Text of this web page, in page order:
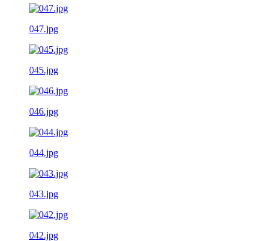
047.jpg
045.jpg
046.jpg
044.jpg
043.jpg
042.jpg